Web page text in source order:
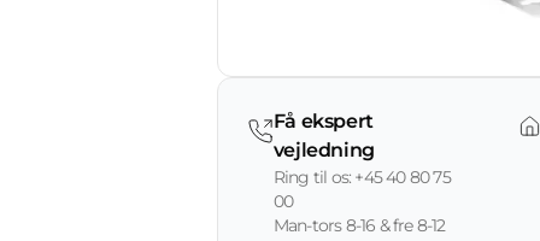
Få ekspert
vejledning
Ring til os: +45 40 80 75
00
Man-tors 8-16 & fre 8-12